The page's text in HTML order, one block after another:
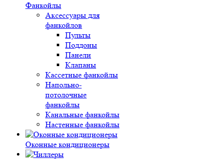
Фанкойлы
Аксессуары для
фанкойлов
Пульты
Поддоны
Панели
Клапаны
Кассетные фанкойлы
Напольно-
потолочные
фанкойлы
Канальные фанкойлы
Настенные фанкойлы
Оконные кондиционеры